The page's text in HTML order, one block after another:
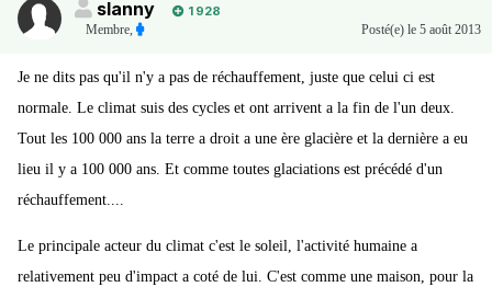
slanny
1 928
Membre, Posté(e) le 5 août 2013
Je ne dits pas qu'il n'y a pas de réchauffement, juste que celui ci est
normale. Le climat suis des cycles et ont arrivent a la fin de l'un deux.
Tout les 100 000 ans la terre a droit a une ère glacière et la dernière a eu
lieu il y a 100 000 ans. Et comme toutes glaciations est précédé d'un
réchauffement....
Le principale acteur du climat c'est le soleil, l'activité humaine a
relativement peu d'impact a coté de lui. C'est comme une maison, pour la